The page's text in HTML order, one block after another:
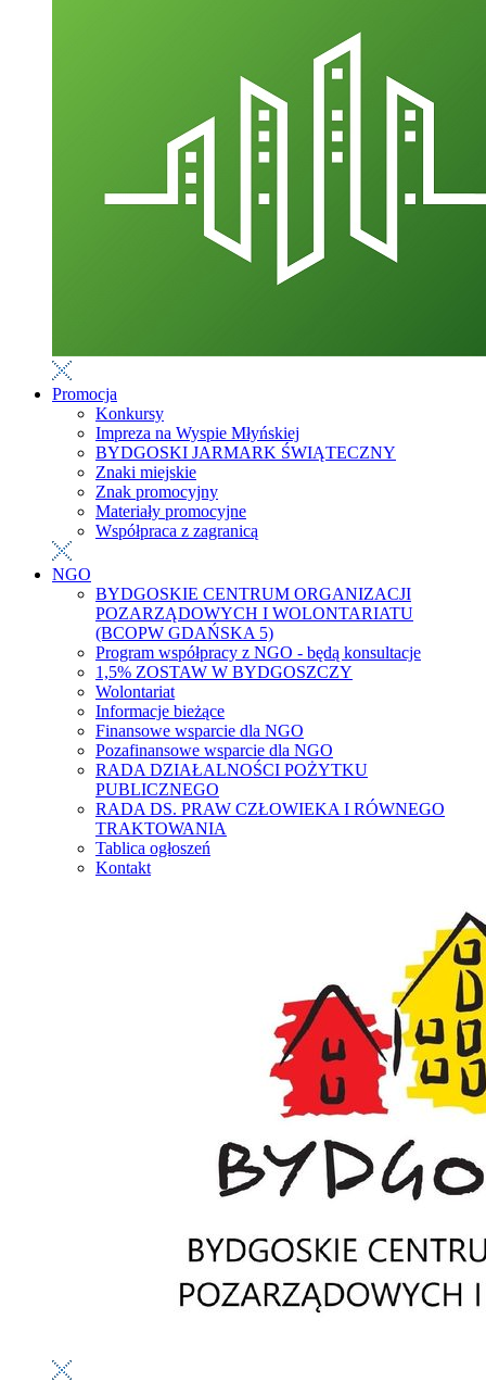
Promocja
Konkursy
Impreza na Wyspie Młyńskiej
BYDGOSKI JARMARK ŚWIĄTECZNY
Znaki miejskie
Znak promocyjny
Materiały promocyjne
Współpraca z zagranicą
NGO
BYDGOSKIE CENTRUM ORGANIZACJI
POZARZĄDOWYCH I WOLONTARIATU
(BCOPW GDAŃSKA 5)
Program współpracy z NGO - będą konsultacje
1,5% ZOSTAW W BYDGOSZCZY
Wolontariat
Informacje bieżące
Finansowe wsparcie dla NGO
Pozafinansowe wsparcie dla NGO
RADA DZIAŁALNOŚCI POŻYTKU
PUBLICZNEGO
RADA DS. PRAW CZŁOWIEKA I RÓWNEGO
TRAKTOWANIA
Tablica ogłoszeń
Kontakt